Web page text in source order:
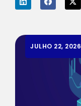
JULHO 22, 2026